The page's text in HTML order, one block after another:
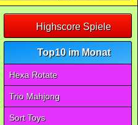
Highscore Spiele
Top10 im Monat
Hexa Rotate
Trio Mahjong
Sort Toys